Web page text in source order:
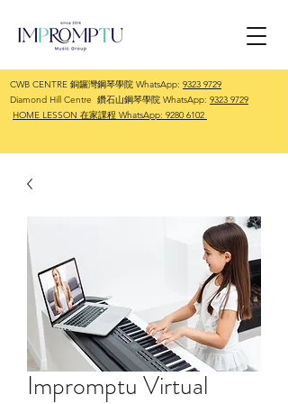
CWB CENTRE 銅鑼灣鋼琴學院 WhatsApp: 9323 9729
Diamond Hill Centre 鑽石山鋼琴學院 WhatsApp: 9323 9729
HOME LESSON 在家課程 WhatsApp: 9280 6102
Impromptu Virtual